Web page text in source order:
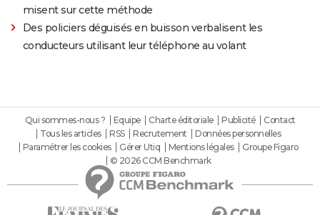
misent sur cette méthode
Des policiers déguisés en buisson verbalisent les
conducteurs utilisant leur téléphone au volant
Qui sommes-nous ? Equipe Charte éditoriale Publicité
Contact
Tous les articles
RSS Recrutement
Données personnelles
Paramétrer les cookies
Gérer Utiq Mentions légales
Groupe Figaro
© 2026 CCM Benchmark